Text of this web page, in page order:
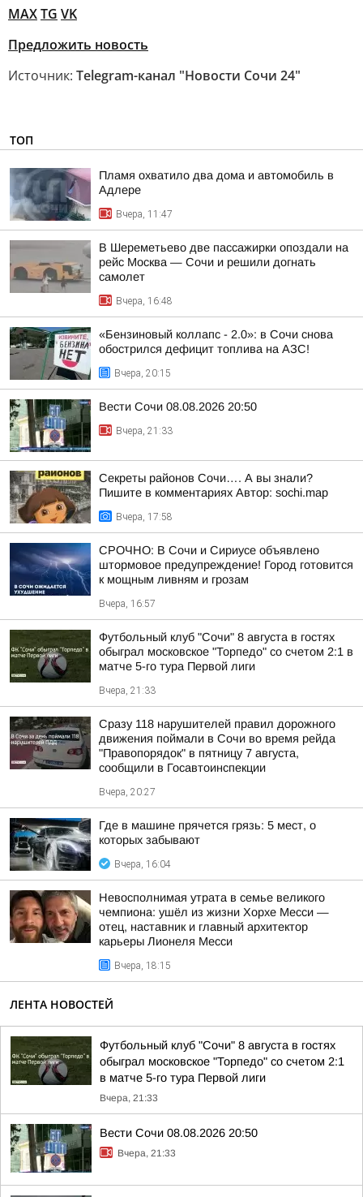
MAXTG VK
Предложить новость
Источник: Telegram-канал "Новости Сочи 24"
ТОП
Пламя охватило два дома и автомобиль в
Адлере
Вчера, 11:47
В Шереметьево две пассажирки опоздали на
рейс Москва — Сочи и решили догнать
самолет
Вчера, 16:48
«Бензиновый коллапс - 2.0»: в Сочи снова
обострился дефицит топлива на АЗС!
Вчера, 20:15
Вести Сочи 08.08.2026 20:50
Вчера, 21:33
Секреты районов Сочи…. А вы знали?
Пишите в комментариях Автор: sochi.map
Вчера, 17:58
СРОЧНО: В Сочи и Сириусе объявлено
штормовое предупреждение! Город готовится
к мощным ливням и грозам
Вчера, 16:57
Футбольный клуб "Сочи" 8 августа в гостях
обыграл московское "Торпедо" со счетом 2:1 в
матче 5-го тура Первой лиги
Вчера, 21:33
Сразу 118 нарушителей правил дорожного
движения поймали в Сочи во время рейда
"Правопорядок" в пятницу 7 августа,
сообщили в Госавтоинспекции
Вчера, 20:27
Где в машине прячется грязь: 5 мест, о
которых забывают
Вчера, 16:04
Невосполнимая утрата в семье великого
чемпиона: ушёл из жизни Хорхе Месси —
отец, наставник и главный архитектор
карьеры Лионеля Месси
Вчера, 18:15
ЛЕНТА НОВОСТЕЙ
Футбольный клуб "Сочи" 8 августа в гостях
обыграл московское "Торпедо" со счетом 2:1
в матче 5-го тура Первой лиги
Вчера, 21:33
Вести Сочи 08.08.2026 20:50
Вчера, 21:33